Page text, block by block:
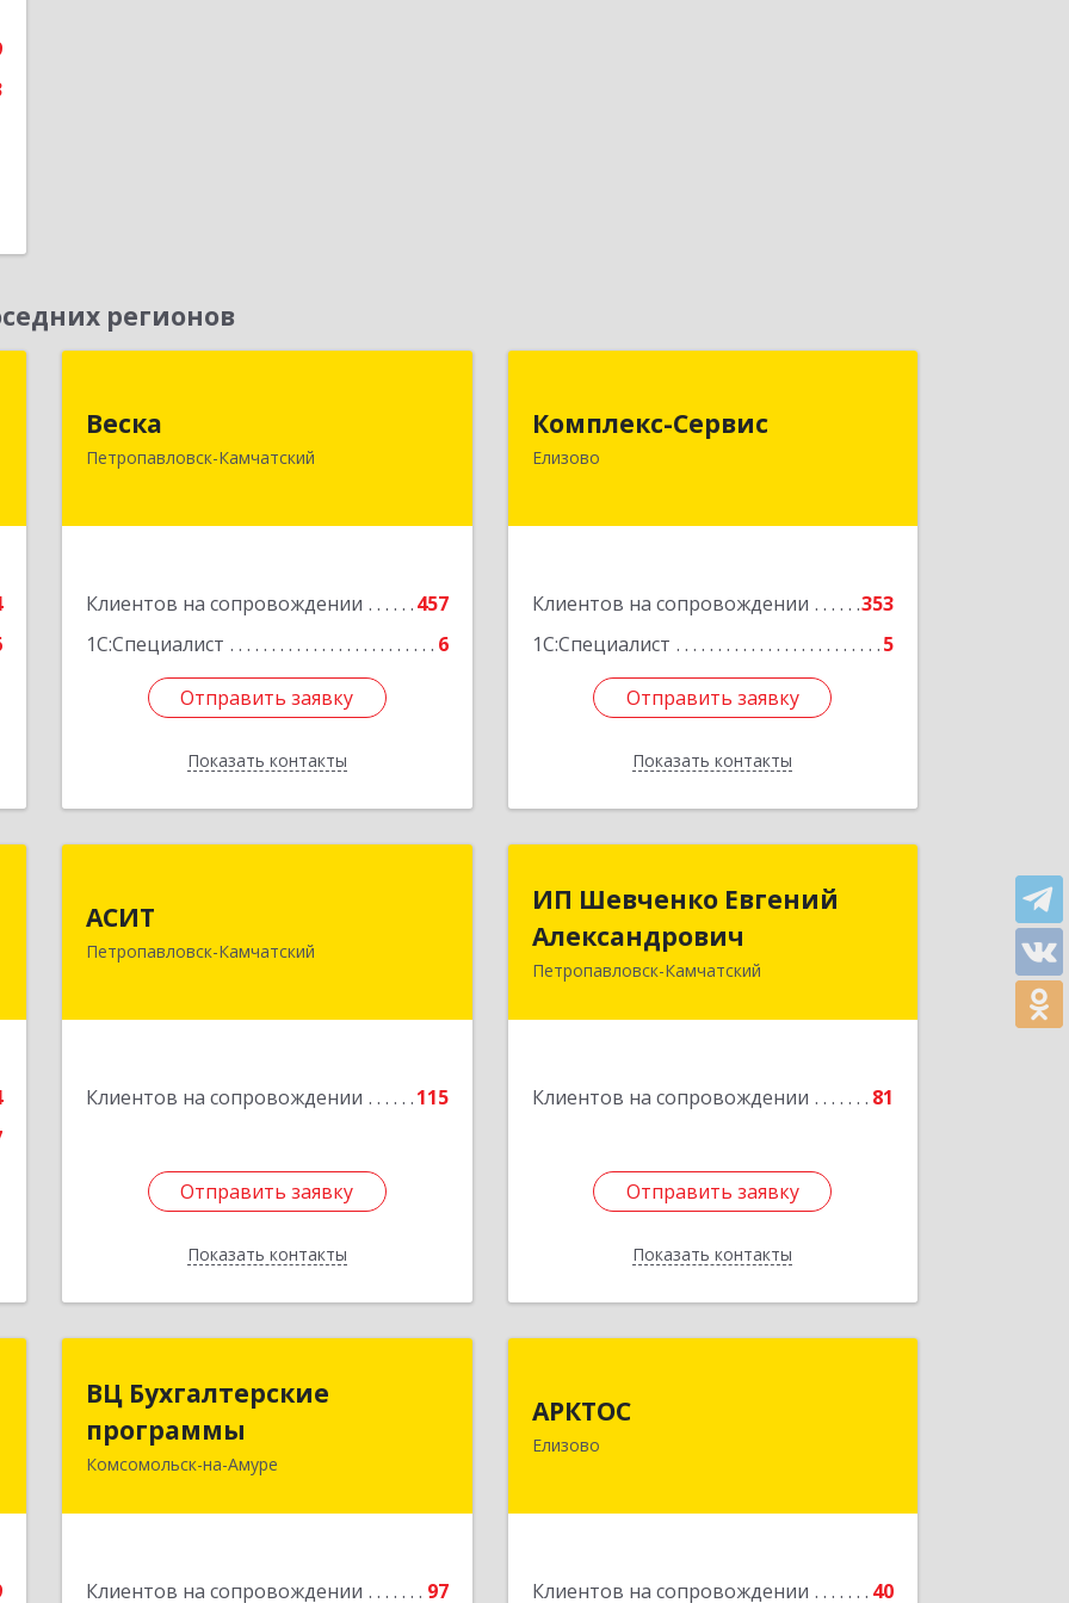
регионов
Веска
Петропавловск-Камчатский
Клиентов на сопровождении
457
1С:Специалист
6
Отправить заявку
Показать контакты
Петропавловск-Камчатский г, Карла
Отправить заявку
Назад
Комплекс-Сервис
Елизово
Клиентов на сопровождении
353
1С:Специалист
5
Отправить заявку
Показать контакты
684000, Камчатский край, Елизовский
р-н, Елизово г, Мурманская ул, дом №
Отправить заявку
Назад
АСИТ
Петропавловск-Камчатский
Клиентов на сопровождении 115
Отправить заявку
Показать контакты
Петропавловск-Камчатский г,
Отправить заявку
Назад
ИП Шевченко Евгений
Александрович
Петропавловск-Камчатский
Клиентов на сопровождении 81
Отправить заявку
Показать контакты
ИП Шевченко Евгений
Александрович
683010, Камчатский край,
Подробнее
Отправить заявку
Назад
ВЦ Бухгалтерские
программы
Комсомольск-на-Амуре
Клиентов на сопровождении
97
программы
681000, Хабаровский край,
Подробнее
АРКТОС
Елизово
Клиентов на сопровождении
40
р-н, Вулканный рп, Центральная ул,